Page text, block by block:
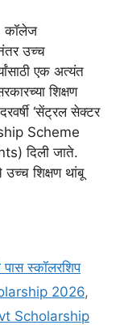
कॉलेज
उच्च
एक अत्यंत
शिक्षण
‘सेंट्रल सेक्टर
Scheme
दिली जाते.
उच्च शिक्षण थांबू
पास स्कॉलरशिप
2026,
Scholarship